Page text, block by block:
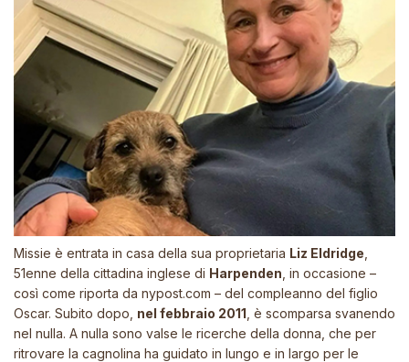
Missie è entrata in casa della sua proprietaria Liz Eldridge
51enne della cittadina inglese di Harpenden , in occasione –
così come riporta da nypost.com – del compleanno del figlio
Oscar. Subito dopo, nel febbraio 2011 , è scomparsa svanendo
nel nulla. A nulla sono valse le ricerche della donna, che per
ritrovare la cagnolina ha guidato in lungo e in largo per le